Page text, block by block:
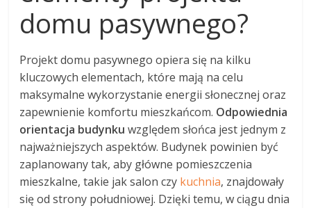
domu pasywnego?
Projekt domu pasywnego opiera się na kilku
kluczowych elementach, które mają na celu
maksymalne wykorzystanie energii słonecznej oraz
zapewnienie komfortu mieszkańcom. Odpowiednia
orientacja budynku względem słońca jest jednym z
najważniejszych aspektów. Budynek powinien być
zaplanowany tak, aby główne pomieszczenia
mieszkalne, takie jak salon czy kuchnia, znajdowały
się od strony południowej. Dzięki temu, w ciągu dnia